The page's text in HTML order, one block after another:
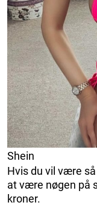
Shein
Hvis du vil være
at være nøgen på
kroner.